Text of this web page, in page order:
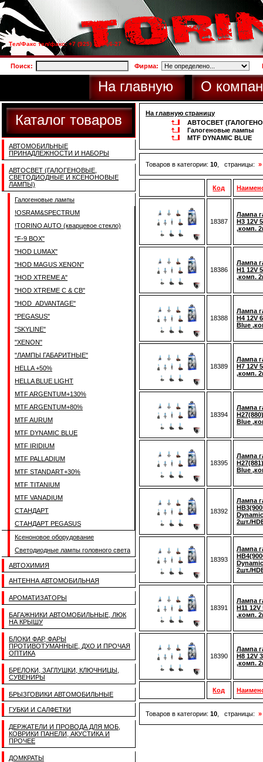
Тел/Факс тел/факс: +7 (925) 733-66-27
Поиск: Фирма:
На главную О
Каталог товаров
АВТОМОБИЛЬНЫЕ
ПРИНАДЛЕЖНОСТИ И НАБОРЫ
АВТОСВЕТ (ГАЛОГЕНОВЫЕ,
СВЕТОДИОДНЫЕ И КСЕНОНОВЫЕ
ЛАМПЫ)
Галогеновые лампы
!OSRAM&SPECTRUM
!TORINO AUTO (кварцевое стекло)
"F-9 BOX"
"HOD LUMAX"
"HOD MAGUS XENON"
"HOD XTREME A"
"HOD XTREME C & CB"
"HOD_ADVANTAGE"
"PEGASUS"
"SKYLINE"
"XENON"
"ЛАМПЫ ГАБАРИТНЫЕ"
HELLA +50%
HELLA BLUE LIGHT
MTF ARGENTUM+130%
MTF ARGENTUM+80%
MTF AURUM
MTF DYNAMIC BLUE
MTF IRIDIUM
MTF PALLADIUM
MTF STANDART+30%
MTF TITANIUM
MTF VANADIUM
СТАНДАРТ
СТАНДАРТ PEGASUS
Ксеноновое оборудование
Светодиодные лампы головного света
АВТОХИМИЯ
АНТЕННА АВТОМОБИЛЬНАЯ
АРОМАТИЗАТОРЫ
БАГАЖНИКИ АВТОМОБИЛЬНЫЕ, ЛЮК
НА КРЫШУ
БЛОКИ ФАР, ФАРЫ
ПРОТИВОТУМАННЫЕ, ДХО И ПРОЧАЯ
ОПТИКА
БРЕЛОКИ, ЗАГЛУШКИ, КЛЮЧНИЦЫ,
СУВЕНИРЫ
БРЫЗГОВИКИ АВТОМОБИЛЬНЫЕ
ГУБКИ И САЛФЕТКИ
ДЕРЖАТЕЛИ И ПРОВОДА ДЛЯ МОБ,
КОВРИКИ ПАНЕЛИ, АКУСТИКА И
ПРОЧЕЕ
ДОМКРАТЫ
На главную страницу
АВТОСВЕТ
Галогеновые лампы
MTF DYNAMIC BLUE
Товаров в категории: 10 , страницы: »
Код
18387
Лампа
H3 12V
,комп.
18386
Лампа
H1 12V
,комп.
18388
Лампа
H4 12V
Blue
18389
Лампа
H7 12V
,комп.
18394
Лампа
Blue
18395
Лампа
Blue
18392
Лампа
2шт./
18393
Лампа
2шт./
18391
Лампа
H11
,комп.
18390
Лампа
H8 12V
,комп.
Код
Товаров в категории: 10 , страницы: »